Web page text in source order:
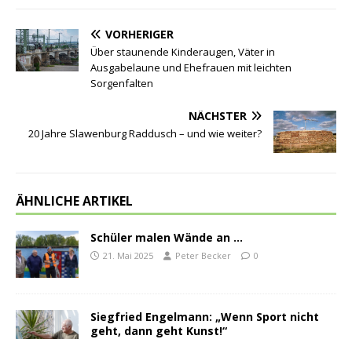
VORHERIGER
Über staunende Kinderaugen, Väter in
Ausgabelaune und Ehefrauen mit leichten
Sorgenfalten
NÄCHSTER
20 Jahre Slawenburg Raddusch – und wie weiter?
ÄHNLICHE ARTIKEL
Schüler malen Wände an …
21. Mai 2025 Peter Becker 0
Siegfried Engelmann: „Wenn Sport nicht
geht, dann geht Kunst!“